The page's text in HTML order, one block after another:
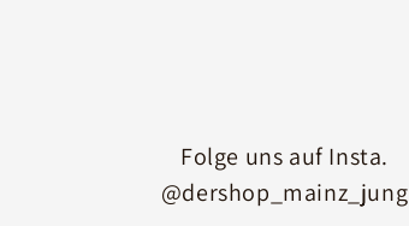
Folge uns auf Insta.
@dershop_mainz_jung